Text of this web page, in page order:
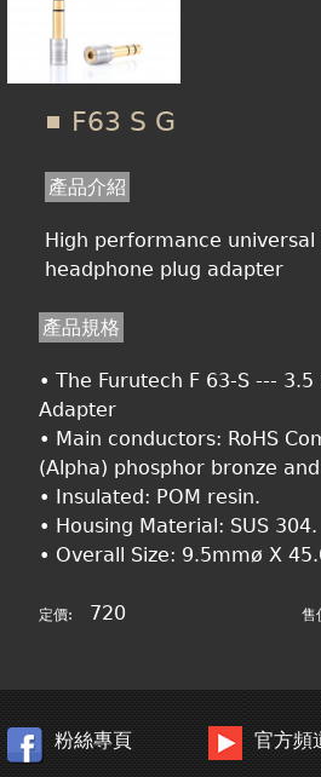
F63 S G
產品介紹
High performance
headphone plug adapter
產品規格
• The Furutech F 63-S ---
Adapter
• Main conductors: RoHS
(Alpha) phosphor bronze
• Insulated: POM resin.
• Housing Material: SUS 304.
• Overall Size: 9.5mmø X
定價: 720 售
粉絲專頁 官方頻